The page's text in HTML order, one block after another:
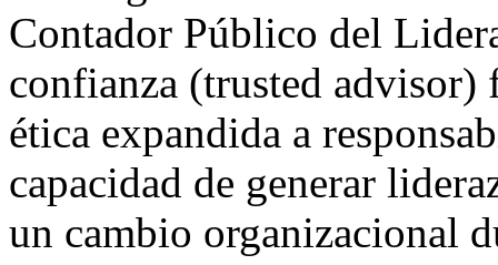
Contador Público del
confianza (trusted advisor)
ética expandida a
capacidad de generar
un cambio organizacional